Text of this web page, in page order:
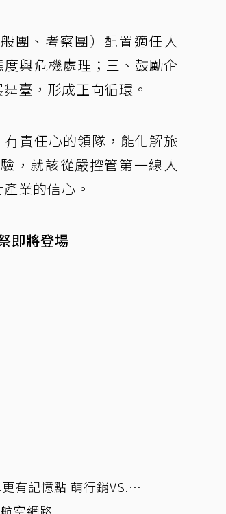
團、考察團）配置適任人
與危機處理；三、鼓勵企
臺，形成正向循環。
責任心的領隊，能化解旅
，就該從嚴控管第一線人
業的信心。
即將登場
有記憶點 萌行銷VS.品